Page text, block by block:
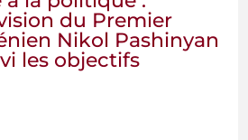
du Premier
Nikol Pashinyan
les objectifs